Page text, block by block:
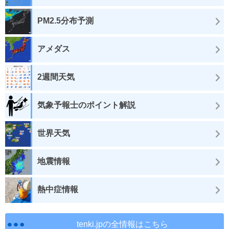
PM2.5分布予測
アメダス
2週間天気
気象予報士のポイント解説
世界天気
地震情報
熱中症情報
tenki.jpの全情報はこちら